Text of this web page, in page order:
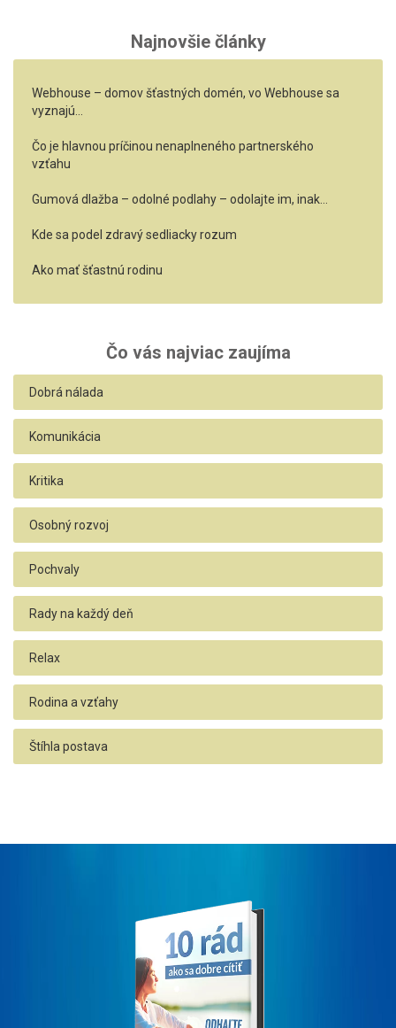
Najnovšie články
Webhouse – domov šťastných domén, vo Webhouse sa
vyznajú…
Čo je hlavnou príčinou nenaplneného partnerského
vzťahu
Gumová dlažba – odolné podlahy – odolajte im, inak…
Kde sa podel zdravý sedliacky rozum
Ako mať šťastnú rodinu
Čo vás najviac zaujíma
Dobrá nálada
Komunikácia
Kritika
Osobný rozvoj
Pochvaly
Rady na každý deň
Relax
Rodina a vzťahy
Štíhla postava